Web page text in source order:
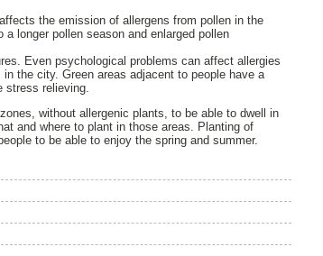
the emission of allergens from pollen in the
longer pollen season and enlarged pollen
Even psychological problems can affect allergies
the city. Green areas adjacent to people have a
stress relieving.
without allergenic plants, to be able to dwell in
and where to plant in those areas. Planting of
to be able to enjoy the spring and summer.